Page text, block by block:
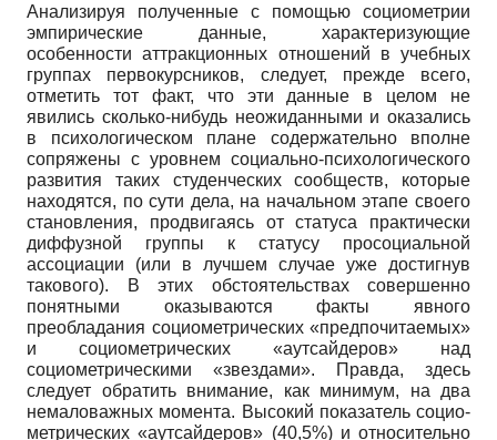
Анализируя полученные с помощью социометрии
эмпирические данные, характеризующие
особенности аттракционных отношений в учебных
группах первокурсников, следует, прежде всего,
отметить тот факт, что эти данные в целом не
явились сколько-нибудь неожиданными и оказались
в психологическом плане содержательно вполне
сопряжены с уровнем социально-психологического
развития таких студенческих сообществ, которые
находятся, по сути дела, на начальном этапе своего
становления, продвигаясь от статуса практически
диффузной группы к статусу просоциальной
ассоциации (или в лучшем случае уже достигнув
такового). В этих обстоятельствах совершенно
понятными оказываются факты явного
преобладания со­циометрических «предпочитаемых»
и социометрических «аутсайдеров» над
социометрическими «звездами». Правда, здесь
следует обратить внимание, как минимум, на два
немаловажных момента. Высокий показатель социо­
метрических «аутсайдеров» (40,5%) и относительно